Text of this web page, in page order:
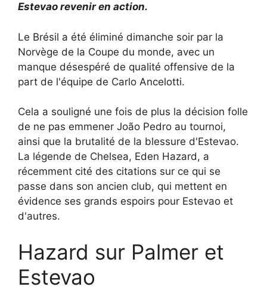
Estevao revenir en action.
Le Brésil a été éliminé dimanche soir par la
Norvège de la Coupe du monde, avec un
manque désespéré de qualité offensive de la
part de l'équipe de Carlo Ancelotti.
Cela a souligné une fois de plus la décision folle
de ne pas emmener João Pedro au tournoi,
ainsi que la brutalité de la blessure d'Estevao.
La légende de Chelsea, Eden Hazard, a
récemment cité des citations sur ce qui se
passe dans son ancien club, qui mettent en
évidence ses grands espoirs pour Estevao et
d'autres.
Hazard sur Palmer et
Estevao